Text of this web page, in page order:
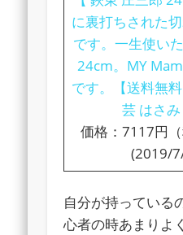
に裏打ちされた
です。一生使い
24cm。MY
です。【送料無
芸 はさみ
価格：7117円
(2019/
自分が持っている
心者の時あまりよ